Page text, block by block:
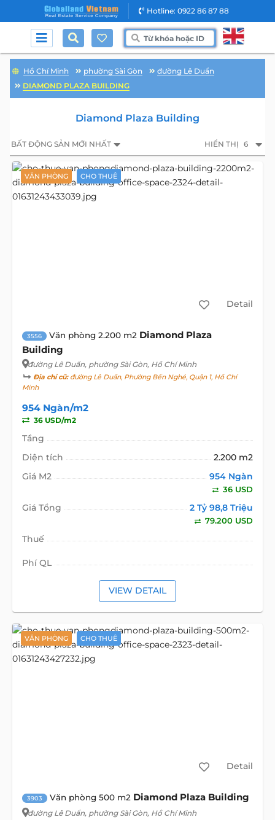
Hotline: 0922 86 87 88
Hồ Chí Minh phường Sài Gòn
đường Lê Duẩn
DIAMOND PLAZA BUILDING
Diamond Plaza Building
BẤT ĐỘNG SẢN MỚI NHẤT HIỂN THỊ 6
VĂN PHÒNG CHO THUÊ
Detail
3556 Văn phòng 2.200 m2 Diamond Plaza
Building
đường Lê Duẩn, phường Sài Gòn, Hồ Chí Minh
Địa chỉ cũ:đường Lê Duẩn, Phường Bến Nghé, Quận 1, Hồ Chí
Minh
954 Ngàn/m2
36 USD/m2
Tầng
Diện tích
2.200 m2
Giá M2
954 Ngàn
36 USD
Giá Tổng 2 Tỷ 98,8 Triệu
79.200 USD
Thuế
Phí QL
VIEW DETAIL
VĂN PHÒNG CHO THUÊ
Detail
3903 Văn phòng 500 m2 Diamond Plaza Building
đường Lê Duẩn, phường Sài Gòn, Hồ Chí Minh